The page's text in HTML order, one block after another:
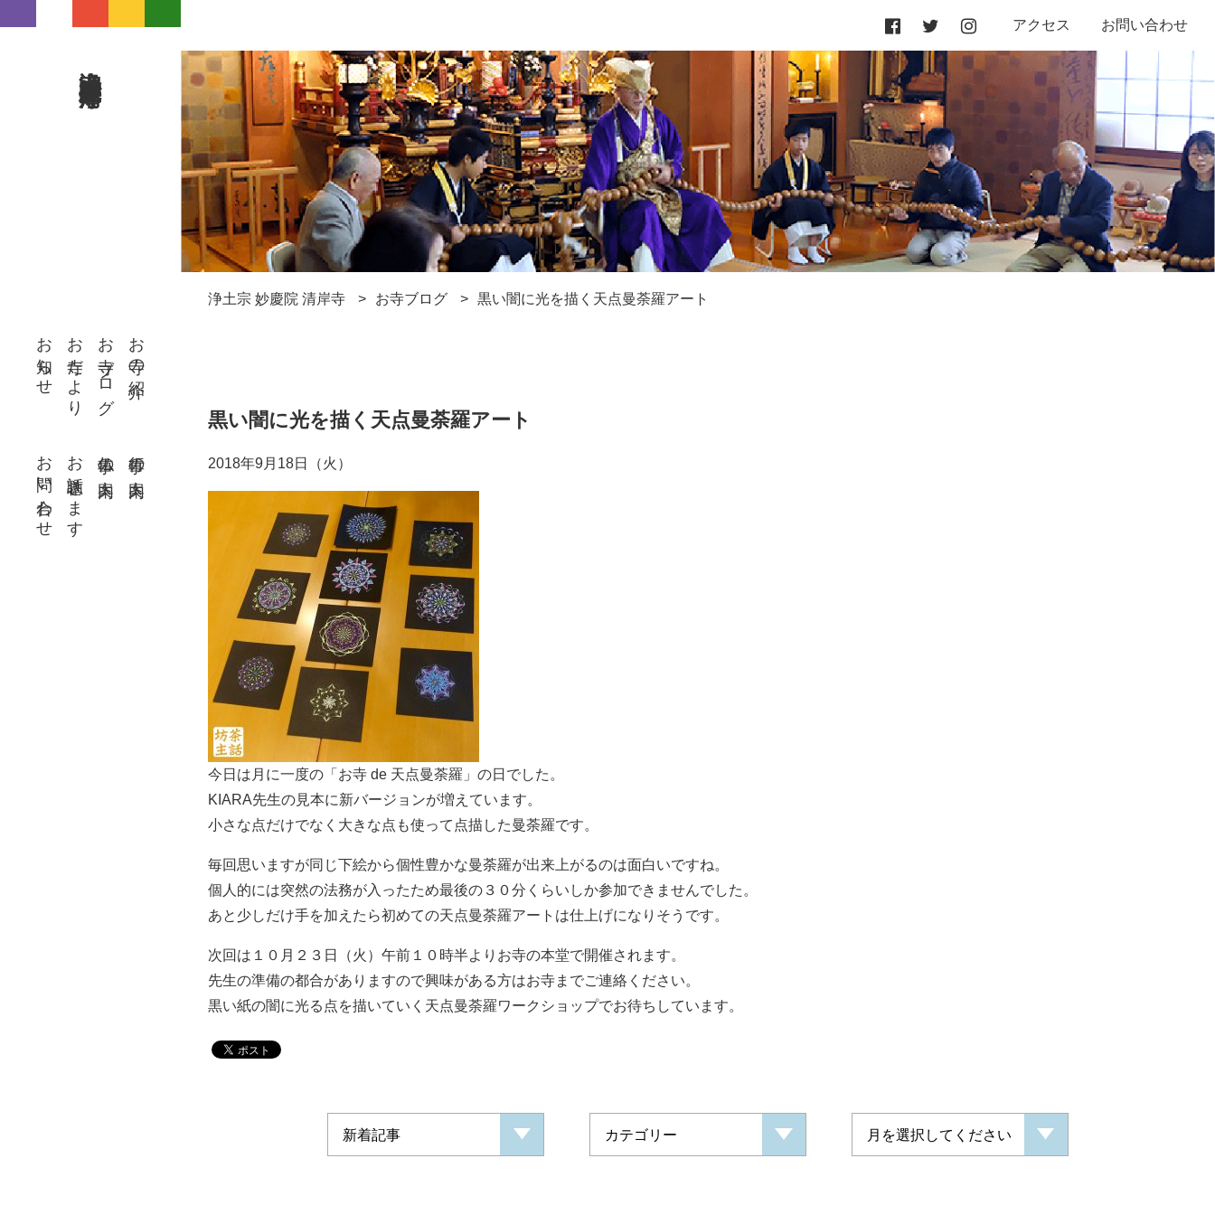
お寺の紹介
お寺ブログ
お寺だより
お知らせ
行事の案内
仏事の案内
お話聴きます
お問い合わせ
アクセス お問い合わせ
浄土宗 妙慶院 清岸寺 お寺ブログ 黒い闇に光を描く天点曼荼羅アート
黒い闇に光を描く天点曼荼羅アート
2018年9月18日（火）
今日は月に一度の「お寺 de 天点曼荼羅」の日でした。
KIARA先生の見本に新バージョンが増えています。
小さな点だけでなく大きな点も使って点描した曼荼羅です。
毎回思いますが同じ下絵から個性豊かな曼荼羅が出来上がるのは面白いですね。
個人的には突然の法務が入ったため最後の３０分くらいしか参加できませんでした。
あと少しだけ手を加えたら初めての天点曼荼羅アートは仕上げになりそうです。
次回は１０月２３日（火）午前１０時半よりお寺の本堂で開催されます。
先生の準備の都合がありますので興味がある方はお寺までご連絡ください。
黒い紙の闇に光る点を描いていく天点曼荼羅ワークショップでお待ちしています。